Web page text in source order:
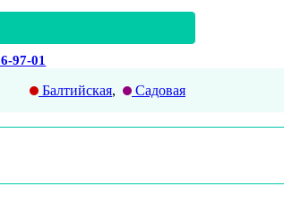
97-01
Балтийская, Садовая